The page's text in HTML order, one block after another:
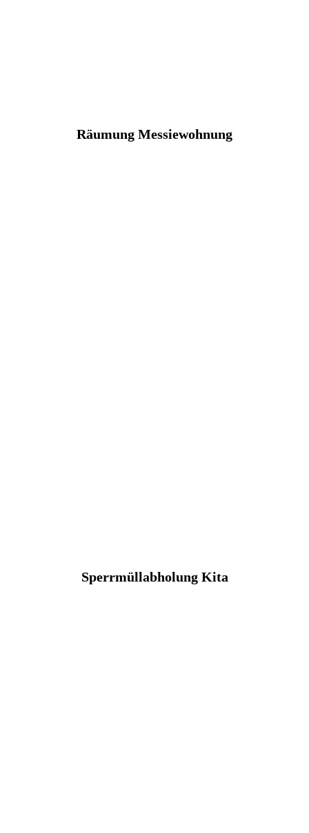
Räumung Messiewohnung
Sperrmüllabholung Kita